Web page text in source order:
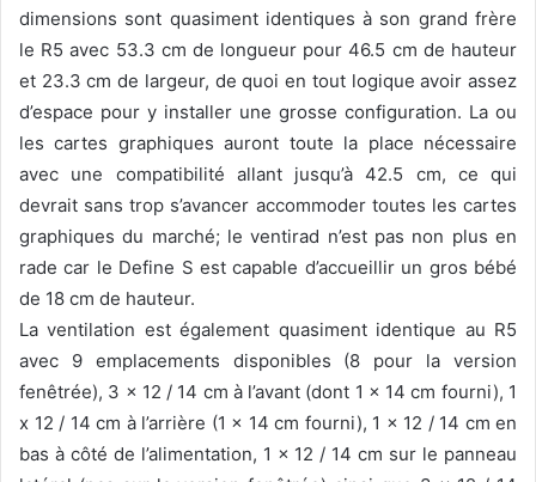
dimensions sont quasiment identiques à son grand frère
le R5 avec 53.3 cm de longueur pour 46.5 cm de hauteur
et 23.3 cm de largeur, de quoi en tout logique avoir assez
d’espace pour y installer une grosse configuration. La ou
les cartes graphiques auront toute la place nécessaire
avec une compatibilité allant jusqu’à 42.5 cm, ce qui
devrait sans trop s’avancer accommoder toutes les cartes
graphiques du marché; le ventirad n’est pas non plus en
rade car le Define S est capable d’accueillir un gros bébé
de 18 cm de hauteur.
La ventilation est également quasiment identique au R5
avec 9 emplacements disponibles (8 pour la version
fenêtrée), 3 x 12 / 14 cm à l’avant (dont 1 x 14 cm fourni), 1
x 12 / 14 cm à l’arrière (1 x 14 cm fourni), 1 x 12 / 14 cm en
bas à côté de l’alimentation, 1 x 12 / 14 cm sur le panneau